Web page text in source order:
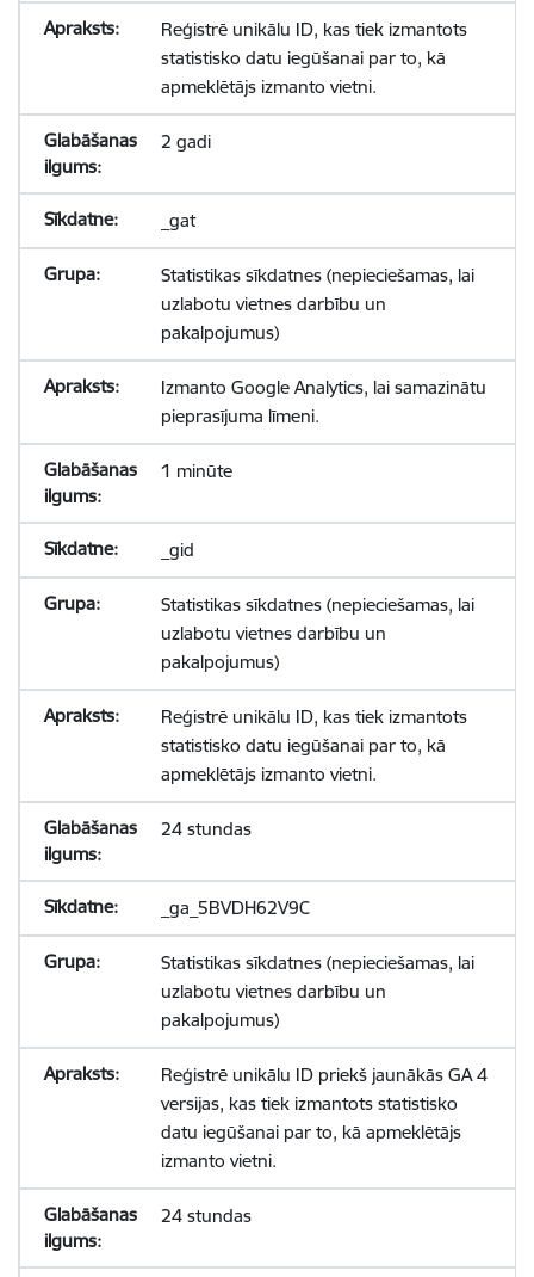
Reģistrē unikālu ID, kas tiek izmantots
statistisko datu iegūšanai par to, kā
apmeklētājs izmanto vietni.
2 gadi
_gat
Statistikas sīkdatnes (nepieciešamas, lai
uzlabotu vietnes darbību un
pakalpojumus)
Izmanto Google Analytics, lai samazinātu
pieprasījuma līmeni.
1 minūte
_gid
Statistikas sīkdatnes (nepieciešamas, lai
uzlabotu vietnes darbību un
pakalpojumus)
Reģistrē unikālu ID, kas tiek izmantots
statistisko datu iegūšanai par to, kā
apmeklētājs izmanto vietni.
24 stundas
_ga_5BVDH62V9C
Statistikas sīkdatnes (nepieciešamas, lai
uzlabotu vietnes darbību un
pakalpojumus)
Reģistrē unikālu ID priekš jaunākās GA 4
versijas, kas tiek izmantots statistisko
datu iegūšanai par to, kā apmeklētājs
izmanto vietni.
24 stundas